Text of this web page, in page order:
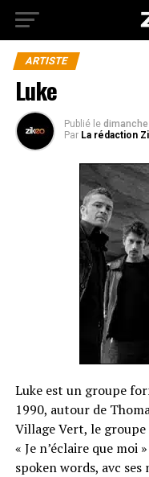
ARTISTE
Luke
Publié le
Par La rédaction
Luke est un groupe
1990, autour de
Village Vert, le
« Je n’éclaire que moi
spoken words, avc ses